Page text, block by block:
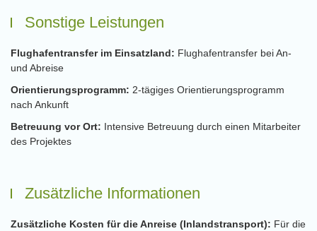
Sonstige Leistungen
Flughafentransfer im Einsatzland: Flughafentransfer bei An-
und Abreise
Orientierungsprogramm: 2-tägiges Orientierungsprogramm
nach Ankunft
Betreuung vor Ort: Intensive Betreuung durch einen Mitarbeiter
des Projektes
Zusätzliche Informationen
Zusätzliche Kosten für die Anreise (Inlandstransport): Für die